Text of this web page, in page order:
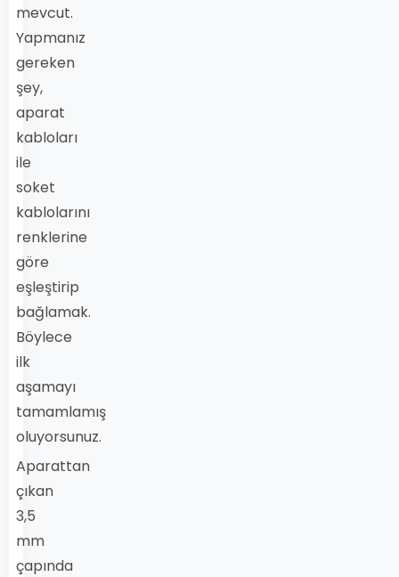
mevcut.
Yapmanız
gereken
şey,
aparat
kabloları
ile
soket
kablolarını
renklerine
göre
eşleştirip
bağlamak.
Böylece
ilk
aşamayı
tamamlamış
oluyorsunuz.
Aparattan
çıkan
3,5
mm
çapında